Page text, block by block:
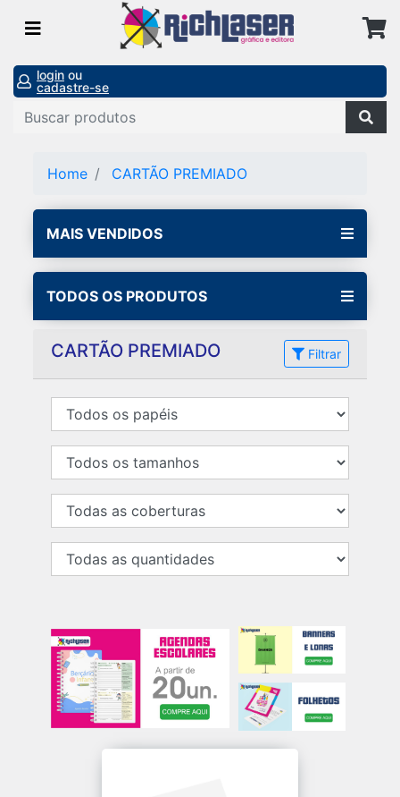
login ou
cadastre-se
Home CARTÃO PREMIADO
MAIS VENDIDOS
TODOS OS PRODUTOS
CARTÃO PREMIADO Filtrar